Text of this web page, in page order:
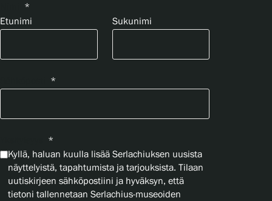
*
Etunimi
Sukunimi
*
*
Kyllä, haluan kuulla lisää Serlachiuksen uusista
näyttelyistä, tapahtumista ja tarjouksista. Tilaan
uutiskirjeen sähköpostiini ja hyväksyn, että
tietoni tallennetaan Serlachius-museoiden